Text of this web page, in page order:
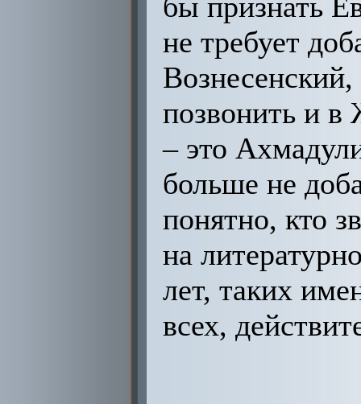
не требует
позвонить и
– это
больше не
понятно, кто
на
лет, таких
всех,